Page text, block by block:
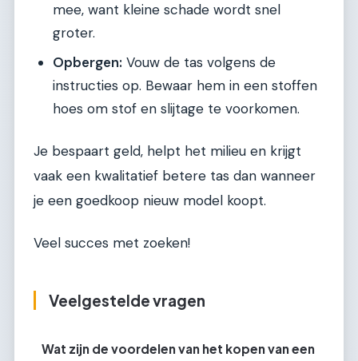
mee, want kleine schade wordt snel
groter.
Opbergen: Vouw de tas volgens de
instructies op. Bewaar hem in een stoffen
hoes om stof en slijtage te voorkomen.
Je bespaart geld, helpt het milieu en krijgt
vaak een kwalitatief betere tas dan wanneer
je een goedkoop nieuw model koopt.
Veel succes met zoeken!
Veelgestelde vragen
Wat zijn de voordelen van het kopen van een